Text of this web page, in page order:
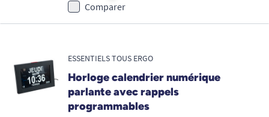
Comparer
ESSENTIELS TOUS ERGO
Horloge calendrier numérique
parlante avec rappels
programmables